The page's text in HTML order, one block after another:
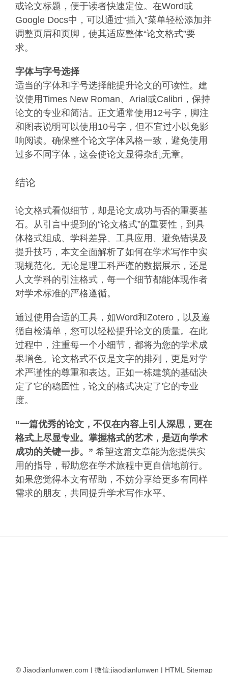
或论文标题，便于读者快速定位。在Word或
Google Docs中，可以通过“插入”菜单轻松添加并
调整页眉和页脚，使其适应整体“论文格式”要
求。
字体与字号选择
适当的字体和字号选择能提升论文的可读性。建
议使用Times New Roman、Arial或Calibri，保持
论文的专业和简洁。正文通常使用12号字，脚注
和图表说明可以使用10号字，但不宜过小以免影
响阅读。确保整个论文字体风格一致，避免使用
过多不同字体，这会使论文显得杂乱无章。
结论
论文格式看似细节，却是论文成功与否的重要基
石。从引言中提到的“论文格式”的重要性，到具
体格式组成、学科差异、工具应用、避免错误及
提升技巧，本文全面解析了如何在学术写作中实
现规范化。无论是理工科严谨的数据展示，还是
人文学科的引注格式，每一个细节都能体现作者
对学术标准的严格遵循。
通过使用合适的工具，如Word和Zotero，以及遵
循自检清单，您可以轻松提升论文的质量。在此
过程中，注重每一个小细节，都将为您的学术成
果增色。论文格式不仅是文字的排列，更是对学
术严谨性的尊重和表达。正如一栋建筑的基础决
定了它的稳固性，论文的格式决定了它的专业
度。
“一篇优秀的论文，不仅在内容上引人深思，更在
格式上尽显专业。掌握格式的艺术，是迈向学术
成功的关键一步。” 希望这篇文章能为您提供实
用的指导，帮助您在学术旅程中更自信地前行。
如果您觉得本文有帮助，不妨分享给更多有同样
需求的朋友，共同提升学术写作水平。
© Jiaodianlunwen.com | 微信:jiaodianlunwen | HTML Sitemap